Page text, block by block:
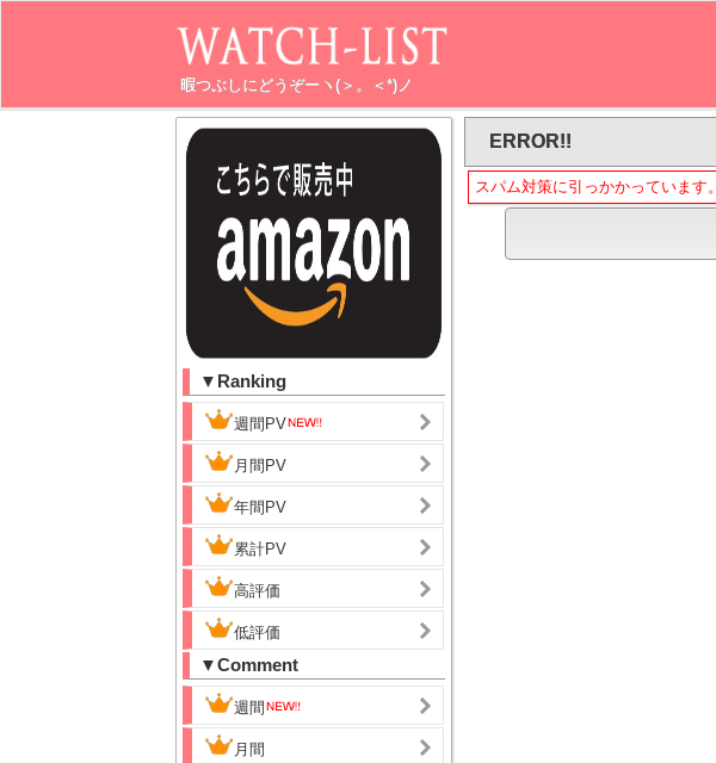
暇つぶしにどうぞーヽ(＞。＜*)ノ
▼Ranking
週間PV
月間PV
年間PV
累計PV
高評価
低評価
▼Comment
週間
月間
ERROR!!
スパム対策に引っかかっています。